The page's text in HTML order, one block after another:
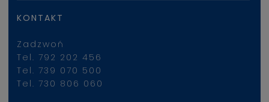
KONTAKT
Zadzwoń
Tel. 792 202 456
Tel. 739 070 500
Tel. 730 806 060